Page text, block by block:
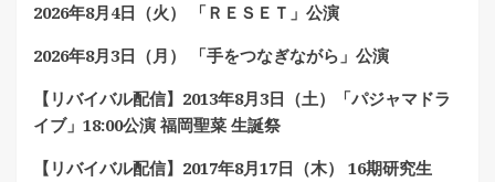
2026年8月4日（火） 「ＲＥＳＥＴ」公演
2026年8月3日（月） 「手をつなぎながら」公演
【リバイバル配信】2013年8月3日（土）「パジャマドラ
イブ」18:00公演 福岡聖菜 生誕祭
【リバイバル配信】2017年8月17日（木） 16期研究生